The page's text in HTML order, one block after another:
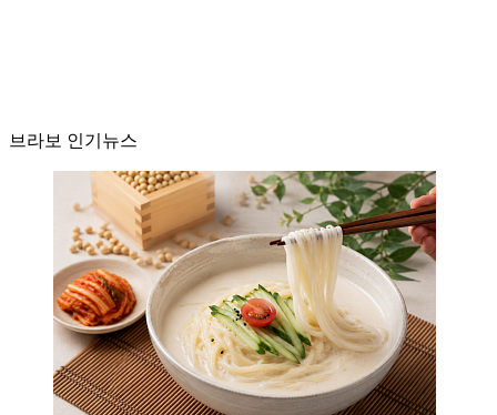
브라보 인기뉴스